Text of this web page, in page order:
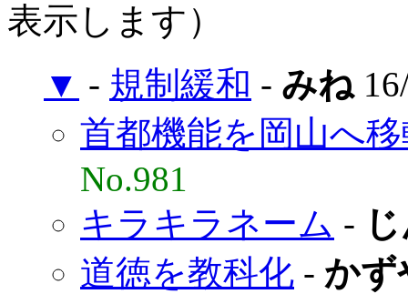
表示します）
▼ - 規制緩和 - みね
首都機能を岡山へ
No.981
キラキラネーム -
道徳を教科化 - かず